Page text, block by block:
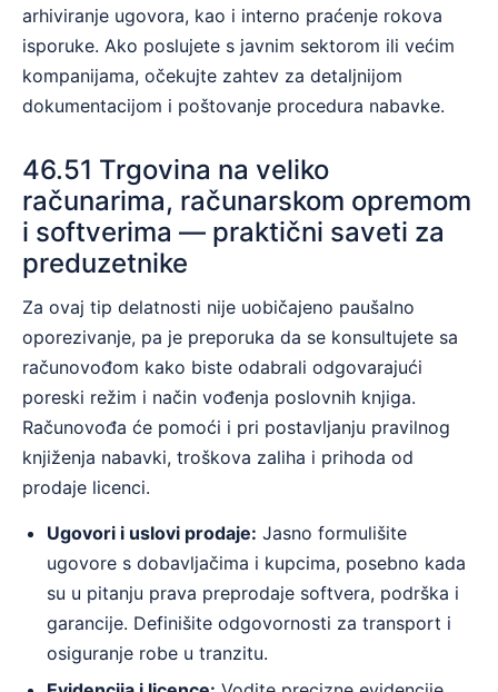
arhiviranje ugovora, kao i interno praćenje rokova
isporuke. Ako poslujete s javnim sektorom ili većim
kompanijama, očekujte zahtev za detaljnijom
dokumentacijom i poštovanje procedura nabavke.
46.51 Trgovina na veliko
računarima, računarskom opremom
i softverima — praktični saveti za
preduzetnike
Za ovaj tip delatnosti nije uobičajeno paušalno
oporezivanje, pa je preporuka da se konsultujete sa
računovođom kako biste odabrali odgovarajući
poreski režim i način vođenja poslovnih knjiga.
Računovođa će pomoći i pri postavljanju pravilnog
knjiženja nabavki, troškova zaliha i prihoda od
prodaje licenci.
Ugovori i uslovi prodaje: Jasno formulišite
ugovore s dobavljačima i kupcima, posebno kada
su u pitanju prava preprodaje softvera, podrška i
garancije. Definišite odgovornosti za transport i
osiguranje robe u tranzitu.